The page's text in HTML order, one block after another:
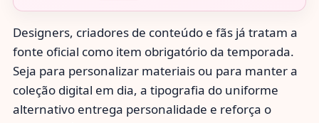
Designers, criadores de conteúdo e fãs já tratam a
fonte oficial como item obrigatório da temporada.
Seja para personalizar materiais ou para manter a
coleção digital em dia, a tipografia do uniforme
alternativo entrega personalidade e reforça o